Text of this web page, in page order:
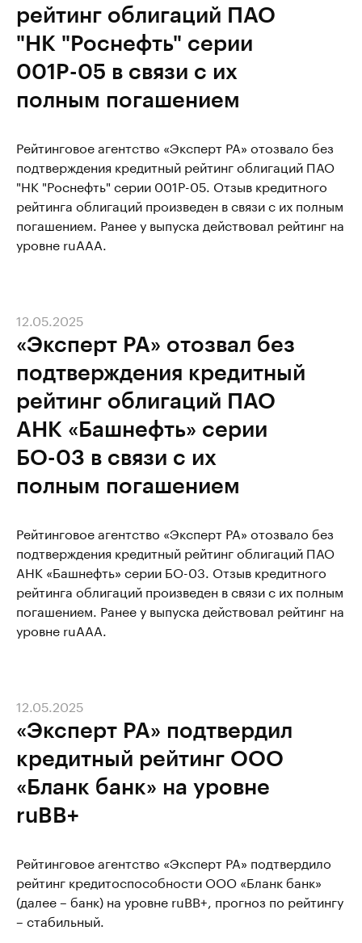
рейтинг облигаций ПАО
"НК "Роснефть" серии
001P-05 в связи с их
полным погашением
Рейтинговое агентство «Эксперт РА» отозвало без
подтверждения кредитный рейтинг облигаций ПАО
"НК "Роснефть" серии 001P-05. Отзыв кредитного
рейтинга облигаций произведен в связи с их полным
погашением. Ранее у выпуска действовал рейтинг на
уровне ruAAA.
«Эксперт РА» отозвал без
подтверждения кредитный
рейтинг облигаций ПАО
АНК «Башнефть» серии
БО-03 в связи с их
полным погашением
12.05.2025
Рейтинговое агентство «Эксперт РА» отозвало без
подтверждения кредитный рейтинг облигаций ПАО
АНК «Башнефть» серии БО-03. Отзыв кредитного
рейтинга облигаций произведен в связи с их полным
погашением. Ранее у выпуска действовал рейтинг на
уровне ruAAA.
«Эксперт РА» подтвердил
кредитный рейтинг ООО
«Бланк банк» на уровне
ruBB+
12.05.2025
Рейтинговое агентство «Эксперт РА» подтвердило
рейтинг кредитоспособности ООО «Бланк банк»
(далее – банк) на уровне ruBB+, прогноз по рейтингу
– стабильный.